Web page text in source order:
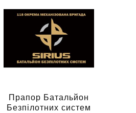
Прапор Батальйон
Безпілотних систем